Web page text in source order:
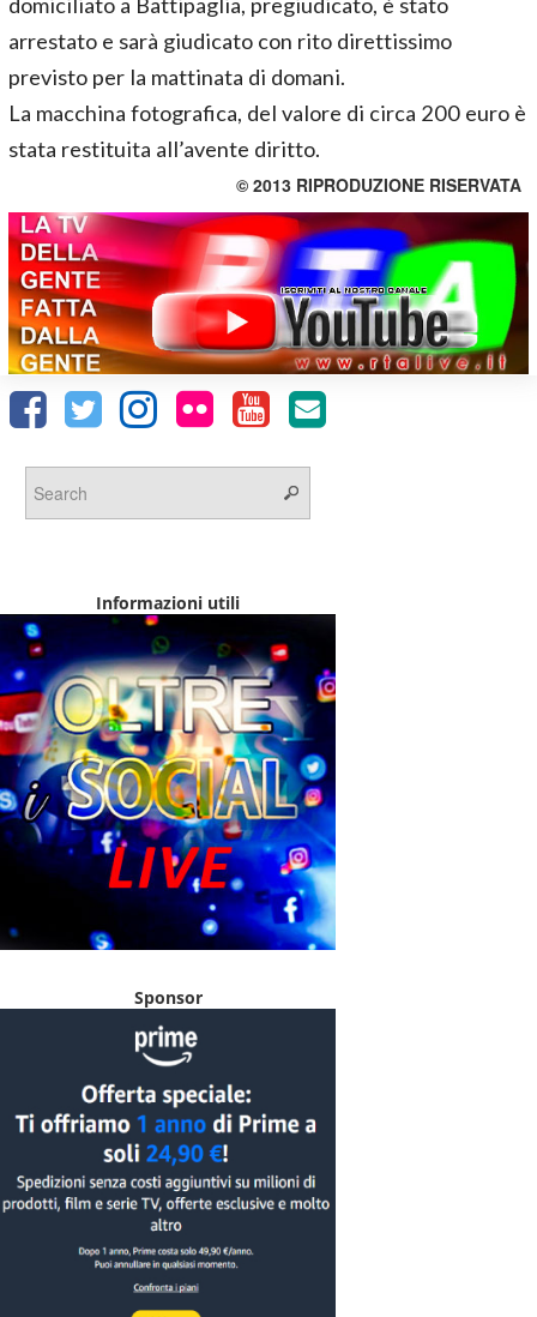
arrestato e sarà giudicato con rito direttissimo
previsto per la mattinata di domani.
La macchina fotografica, del valore di circa 200 euro è
stata restituita all’avente diritto.
© 2013 RIPRODUZIONE RISERVATA
Informazioni utili
Sponsor